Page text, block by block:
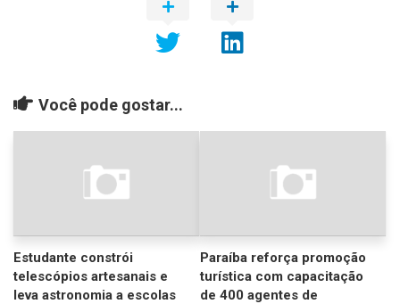
Você pode gostar...
Estudante constrói
telescópios artesanais e
leva astronomia a escolas
Paraíba reforça promoção
turística com capacitação
de 400 agentes de